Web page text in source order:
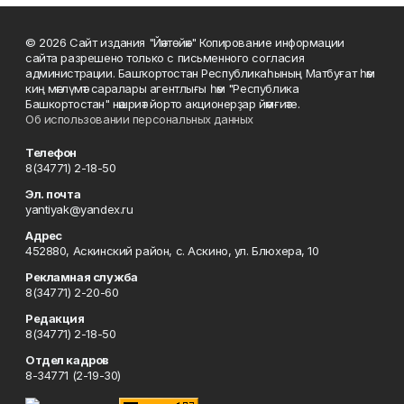
© 2026 Сайт издания "Йәнтөйәк" Копирование информации
сайта разрешено только с письменного согласия
администрации. Башҡортостан Республикаһының Матбуғат һәм
киң мәғлүмәт саралары агентлығы һәм "Республика
Башкортостан" нәшриәт йорто акционерҙар йәмғиәте.
Об использовании персональных данных
Телефон
8(34771) 2-18-50
Эл. почта
yantiyak@yandex.ru
Адрес
452880, Аскинский район, с. Аскино, ул. Блюхера, 10
Рекламная служба
8(34771) 2-20-60
Редакция
8(34771) 2-18-50
Отдел кадров
8-34771 (2-19-30)